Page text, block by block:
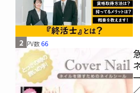
2 PV数 66